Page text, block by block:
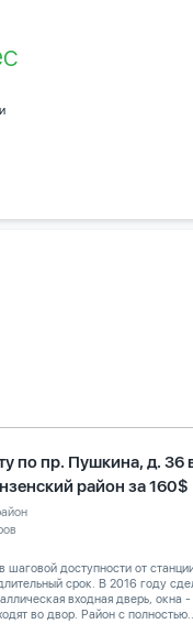
по пр. Пушкина, д. 36
район за 160$
шаговой доступности от
срок. В 2016 году
входная дверь, окна
во двор. Район с